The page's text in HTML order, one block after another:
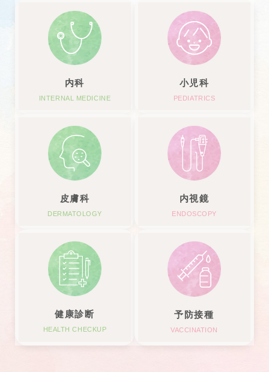
内科
INTERNAL MEDICINE
小児科
PEDIATRICS
皮膚科
DERMATOLOGY
内視鏡
ENDOSCOPY
健康診断
HEALTH CHECKUP
予防接種
VACCINATION